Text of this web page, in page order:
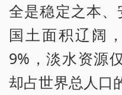
全是稳定之本
国土面积辽阔
9%，淡水资源
却占世界总人口